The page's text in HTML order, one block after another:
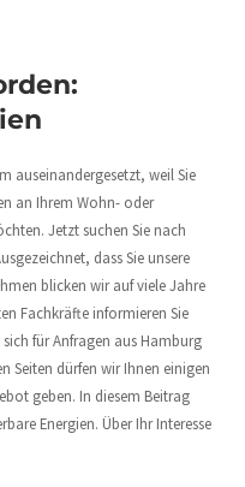
auseinandergesetzt, weil Sie
an Ihrem Wohn- oder
Jetzt suchen Sie nach
dass Sie unsere
blicken wir auf viele Jahre
Fachkräfte informieren Sie
für Anfragen aus Hamburg
Seiten dürfen wir Ihnen einigen
geben. In diesem Beitrag
Energien. Über Ihr Interesse